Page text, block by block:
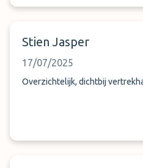
mensen zaten om de weg te
Stien Jasper
17/07/2025
Overzichtelijk, dichtbij